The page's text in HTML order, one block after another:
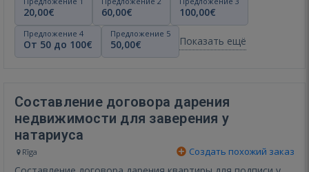
20,00€ 60,00€ 100,00€
Предложение 4
От 50 до 100€
Предложение 5
50,00€ Показать ещё
Составление договора дарения
недвижимости для заверения у
натариуса
Rīga Создать похожий заказ